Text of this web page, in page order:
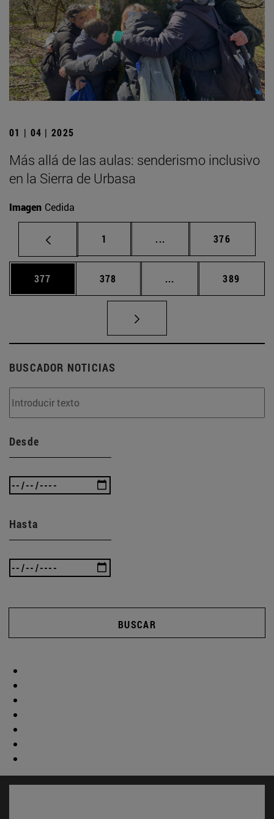
01 | 04 | 2025
Más allá de las aulas: senderismo inclusivo
en la Sierra de Urbasa
Imagen Cedida
Página
1 ... Páginas intermedias
Página
376
Página
377 Página
378 ... Páginas intermedias
Página
389
BUSCADOR NOTICIAS
Desde
Hasta
BUSCAR